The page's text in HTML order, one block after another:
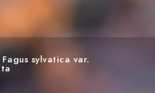
sylvatica var.